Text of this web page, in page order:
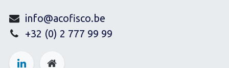
info@acofisco.be
+32 (0) 2 777 99 99